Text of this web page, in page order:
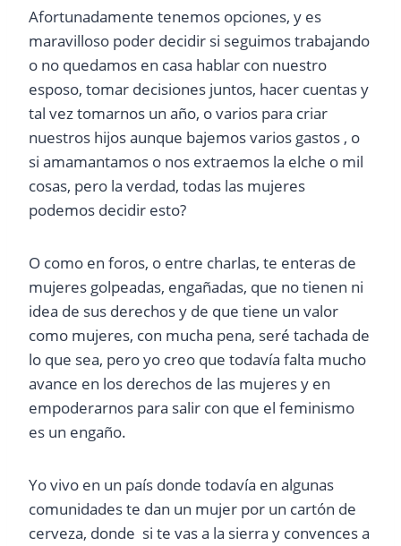
Afortunadamente tenemos opciones, y es
maravilloso poder decidir si seguimos trabajando
o no quedamos en casa hablar con nuestro
esposo, tomar decisiones juntos, hacer cuentas y
tal vez tomarnos un año, o varios para criar
nuestros hijos aunque bajemos varios gastos , o
si amamantamos o nos extraemos la elche o mil
cosas, pero la verdad, todas las mujeres
podemos decidir esto?
O como en foros, o entre charlas, te enteras de
mujeres golpeadas, engañadas, que no tienen ni
idea de sus derechos y de que tiene un valor
como mujeres, con mucha pena, seré tachada de
lo que sea, pero yo creo que todavía falta mucho
avance en los derechos de las mujeres y en
empoderarnos para salir con que el feminismo
es un engaño.
Yo vivo en un país donde todavía en algunas
comunidades te dan un mujer por un cartón de
cerveza, donde si te vas a la sierra y convences a